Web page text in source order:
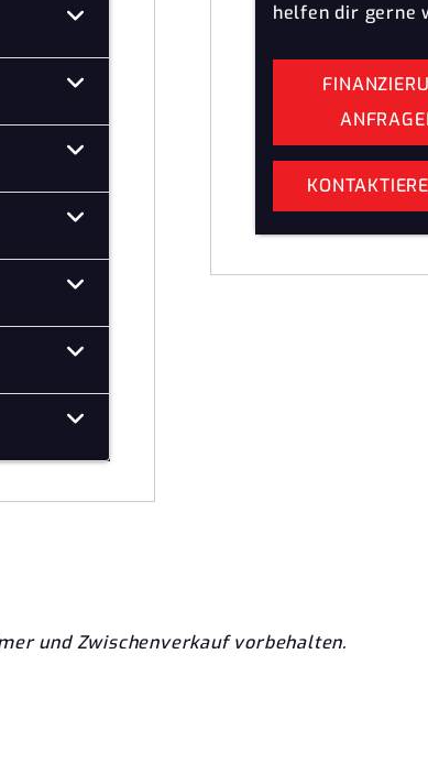
helfen dir gerne
und Zwischenverkauf vorbehalten.